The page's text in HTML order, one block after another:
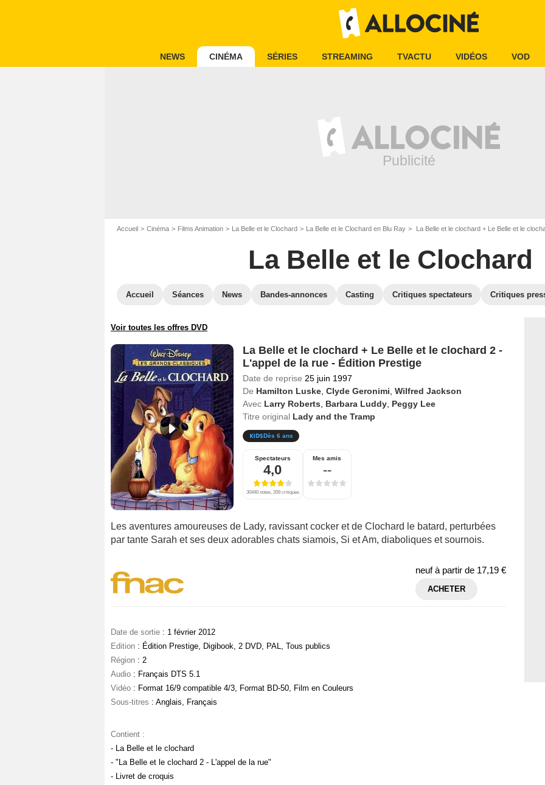
NEWS CINÉMA SÉRIES STREAMING TVACTU VIDÉOS VOD
Accueil Cinéma Films Animation La Belle et le Clochard La Belle et le Clochard en Blu Ray La Belle et le clochard + Le Belle et le
La Belle et le Clochard
Accueil Séances News Bandes-annonces Casting Critiques spectateurs Critiques
Voir toutes les offres DVD
La Belle et le clochard + Le Belle et le clochard 2 -
L'appel de la rue - Édition Prestige
Date de reprise 25 juin 1997
De Hamilton Luske, Clyde Geronimi Wilfred Jackson
Avec Larry Roberts Barbara Luddy, Peggy Lee
Titre original Lady and the Tramp
Dès 6 ans
Spectateurs
4,0
30440 notes, 209 critiques
Mes amis
--
Les aventures amoureuses de Lady, ravissant cocker et de Clochard le batard, perturbées
par tante Sarah et ses deux adorables chats siamois, Si et Am, diaboliques et sournois.
neuf à partir de 17,19 €
ACHETER
Date de sortie : 1 février 2012
Edition : Édition Prestige, Digibook, 2 DVD, PAL, Tous publics
Région : 2
Audio : Français DTS 5.1
Vidéo : Format 16/9 compatible 4/3, Format BD-50, Film en Couleurs
Sous-titres : Anglais, Français
Contient :
- La Belle et le clochard
- "La Belle et le clochard 2 - L'appel de la rue"
- Livret de croquis